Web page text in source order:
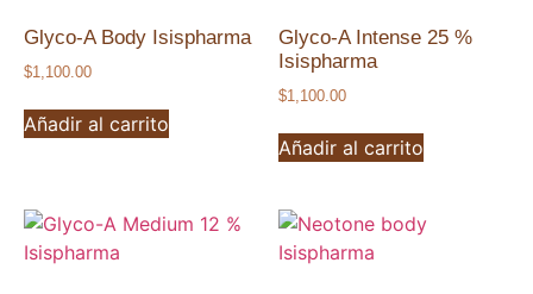
Glyco-A Body Isispharma
$1,100.00
Añadir al carrito
Glyco-A Intense 25 %
Isispharma
$1,100.00
Añadir al carrito